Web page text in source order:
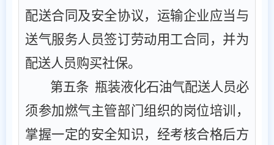
配送合同及安全协议 ， 运输企业应当与
送气服务人员签订劳动用工合同，并为
配送人员购买社保。
第五条 瓶装液化石油气配送人员必
须参加燃气主管部门组织的岗位培训，
掌握一定的安全知识，经考核合格后方